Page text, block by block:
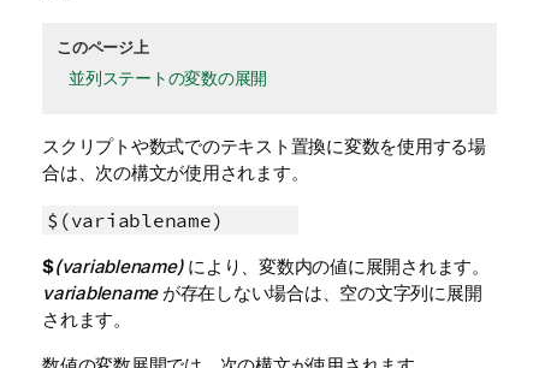
このページ上
並列ステートの変数の展開
スクリプトや数式でのテキスト置換に変数を使用する場
合は、次の構文が使用されます。
$(variablename)
$(variablename) により、変数内の値に展開されます。
variablenameが存在しない場合は、空の文字列に展開
されます。